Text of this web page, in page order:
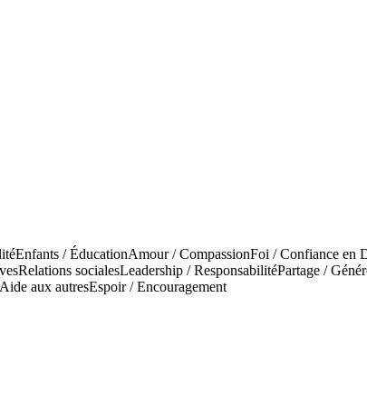
Enfants / ÉducationAmour / CompassionFoi / Confiance en
Relations socialesLeadership / ResponsabilitéPartage /
aux autresEspoir / Encouragement